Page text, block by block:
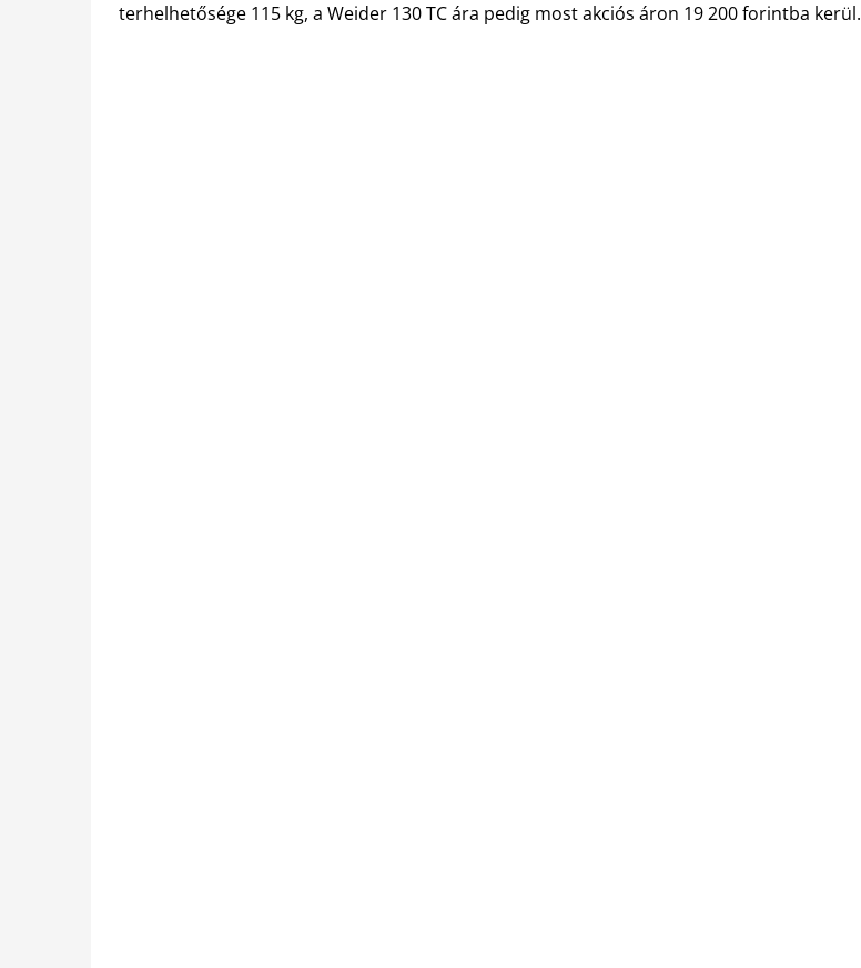
terhelhetősége 115 kg, a Weider 130 TC ára pedig most akciós áron 19 200 forintba kerül.